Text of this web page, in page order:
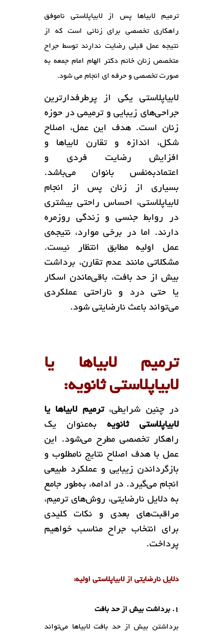
ترمیم لابیاها پس از لابیاپلاستی ناموفق
راهکاری تخصصی برای زنانی است که از
نتیجه عمل قبلی رضایت ندارند توسط جراح
متخصص زنان خانم دکتر الهام امام جمعه به
صورت تخصصی و حرفه ای انجام می شود.
لابیاپلاستی یکی از پرطرفدارترین
جراحی‌های زیبایی و ترمیمی در حوزه
زنان است. هدف این عمل، اصلاح
شکل، اندازه و تقارن لابیاها و
افزایش رضایت فردی و
اعتمادبه‌نفس بانوان می‌باشد.
بسیاری از زنان پس از انجام
لابیاپلاستی، احساس راحتی بیشتری
در روابط جنسی و زندگی روزمره
دارند. اما در برخی موارد، نتیجه‌ی
عمل اولیه مطابق انتظار نیست.
مشکلاتی مانند عدم تقارن، برداشت
بیش از حد بافت، باقی‌ماندن اسکار
یا حتی درد و ناراحتی عملکردی
می‌تواند باعث نارضایتی شود.
ترمیم لابیاها یا
لابیاپلاستی ثانویه:
در چنین شرایطی،ترمیم لابیاها یا
لابیاپلاستی ثانویه به‌عنوان یک
راهکار تخصصی مطرح می‌شود. این
عمل با هدف اصلاح نتایج نامطلوب و
بازگرداندن زیبایی و عملکرد طبیعی
انجام می‌گیرد. در ادامه، به‌طور جامع
به دلایل نارضایتی، روش‌های ترمیم،
مراقبت‌های بعدی و نکات کلیدی
برای انتخاب جراح مناسب خواهیم
پرداخت.
دلایل نارضایتی از لابیاپلاستی اولیه:
۱. برداشت بیش از حد بافت
برداشتن بیش از حد بافت لابیاها می‌تواند